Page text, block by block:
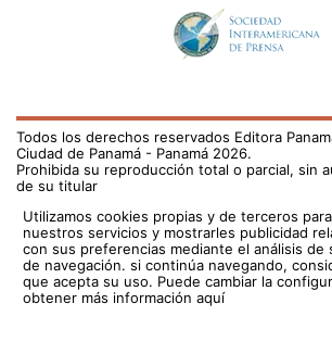
Todos los derechos reservados Editora
Ciudad de Panamá - Panamá 2026.
Prohibida su reproducción total o parcial, sin
de su titular
Utilizamos cookies propias y de terceros
nuestros servicios y mostrarles publicidad
con sus preferencias mediante el análisis de
de navegación. si continúa navegando,
que acepta su uso. Puede cambiar la
obtener más información aquí